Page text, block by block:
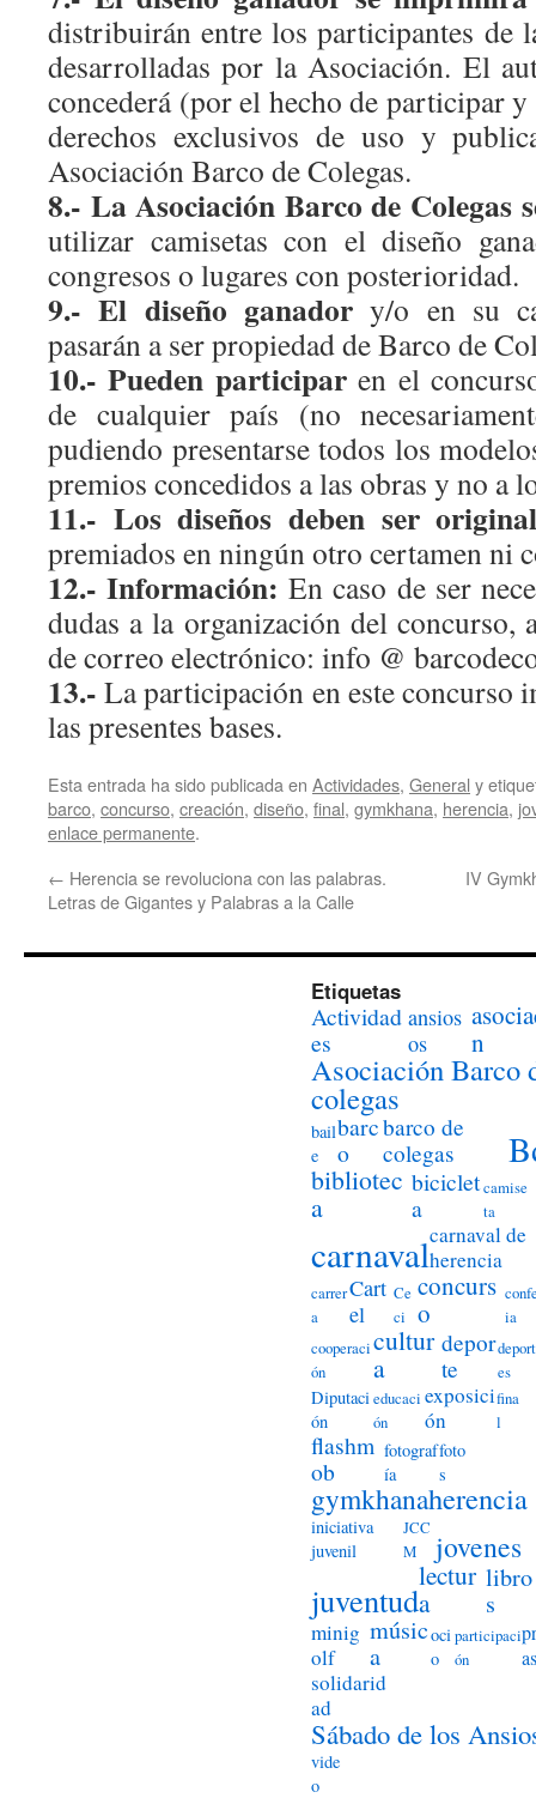
distribuirán entre los participantes de
desarrolladas por la Asociación. El
concederá (por el hecho de participar
derechos exclusivos de uso y
Asociación Barco de Colegas.
8.- La Asociación Barco de Colegas
utilizar camisetas con el diseño
congresos o lugares con posterioridad.
9.- El diseño ganador y/o en su
pasarán a ser propiedad de Barco de
10.- Pueden participaren el
de cualquier país (no
pudiendo presentarse todos los
premios concedidos a las obras y no a
11.- Los diseños deben ser
premiados en ningún otro certamen ni
12.- Información: En caso de ser
dudas a la organización del concurso,
de correo electrónico: info @
13.- La participación en este concurso
las presentes bases.
Esta entrada ha sido publicada en Actividades, General y
barco, concurso, creación, diseño, final, gymkhana, herencia,
enlace permanente.
← Herencia se revoluciona con las palabras.
Letras de Gigantes y Palabras a la Calle
IV
Etiquetas
Actividad
es
ansios
os
n
Asociación Barco
colegas
bail
e
barc
o
barco de
colegas
bibliotec
a
biciclet
a
camise
ta
carnavalcarnaval de
herencia
carrer
a
Cart
el
Ce
ci
concurs
o
ia
cooperaci
ón
cultur
a
depor
te
deport
es
Diputaci
ón
educaci
ón
exposici
ón
fina
l
flashm
ob
fotograf
ía
foto
s
gymkhanaherencia
iniciativa
juvenil
JCC
M
jovenes
juventud
lectur
a
libro
s
minig
olf
músic
a
oci
o
participaci
ón
as
solidarid
ad
Sábado de los
vide
o